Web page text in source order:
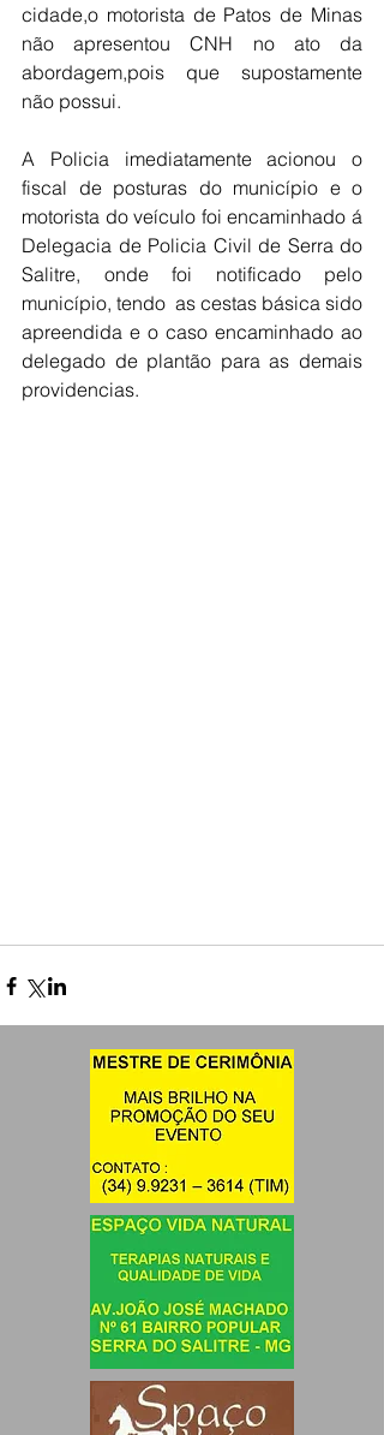
cidade,o motorista de Patos de Minas
não apresentou CNH no ato da
abordagem,pois que supostamente
não possui.
A Policia imediatamente acionou o
fiscal de posturas do município e o
motorista do veículo foi encaminhado á
Delegacia de Policia Civil de Serra do
Salitre, onde foi notificado pelo
município, tendo  as cestas básica sido
apreendida e o caso encaminhado ao
delegado de plantão para as demais
providencias.